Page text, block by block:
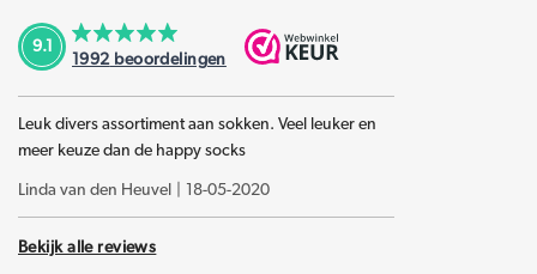
9.1
1992 beoordelingen
Leuk divers assortiment aan sokken. Veel leuker en
meer keuze dan de happy socks
Linda van den Heuvel 18-05-2020
Bekijk alle reviews